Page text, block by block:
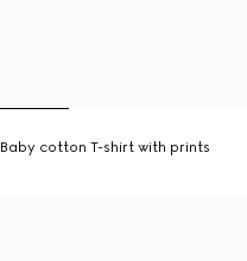
Baby cotton T-shirt with prints